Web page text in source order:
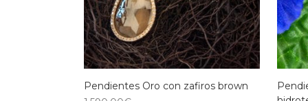
Pendientes Oro con zafiros brown